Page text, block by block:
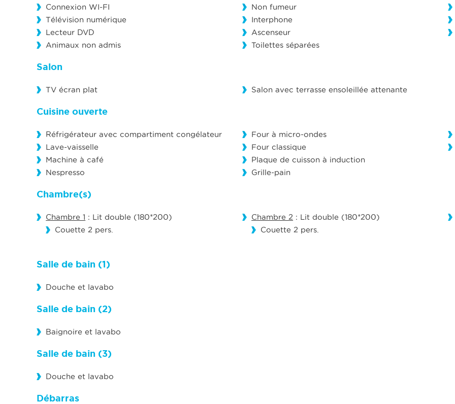
Connexion WI-FI
Télévision numérique
Lecteur DVD
Animaux non admis
Non fumeur
Interphone
Ascenseur
Toilettes séparées
Salon
TV écran plat Salon avec terrasse ensoleillée attenante
Cuisine ouverte
Réfrigérateur avec compartiment congélateur
Lave-vaisselle
Machine à café
Nespresso
Four à micro-ondes
Four classique
Plaque de cuisson à induction
Grille-pain
Chambre(s)
Chambre 1 : Lit double (180*200)
Couette 2 pers.
Chambre 2 : Lit double (180*200)
Couette 2 pers.
Salle de bain (1)
Douche et lavabo
Salle de bain (2)
Baignoire et lavabo
Salle de bain (3)
Douche et lavabo
Débarras